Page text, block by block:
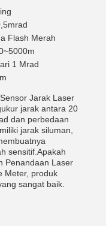
Flash Merah
1 Mrad
Jarak Laser
jarak antara 20
dan perbedaan
jarak siluman,
sensitif.Apakah
Penandaan Laser
Meter, produk
sangat baik.